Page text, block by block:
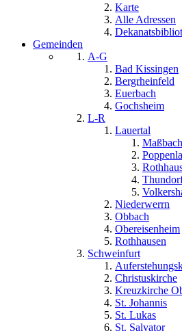
Karte
Alle Adressen
Gemeinden
A-G
Bad Kissingen
Bergrheinfeld
Euerbach
Gochsheim
L-R
Lauertal
Maßbach
Niederwerrn
Obbach
Obereisenheim
Rothhausen
Schweinfurt
Christuskirche
Kreuzkirche
St. Johannis
St. Lukas
St. Salvator